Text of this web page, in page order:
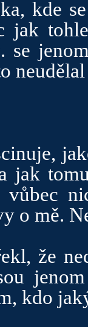
kde
jak
se
jak
vůbec
o mě.
že
kdo